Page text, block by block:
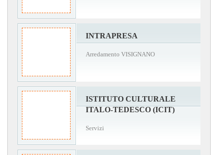
INTRAPRESA
Arredamento VISIGNANO
ISTITUTO CULTURALE
ITALO-TEDESCO (ICIT)
Servizi